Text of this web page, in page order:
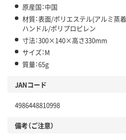
原産国：中国
材質：表面/ポリエステル(アルミ蒸
ハンドル/ポリプロピレン
寸法：300×140×高さ330mm
サイズ：M
質量：65g
JANコード
4986448810998
備考（ご注意）